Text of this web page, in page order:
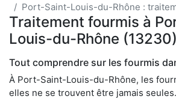
Port-Saint-Louis-du-Rhône :
Traitement fourmis à
Louis-du-Rhône
Tout comprendre sur les fourmis
À Port-Saint-Louis-du-Rhône, les
elles ne se trouvent être jamais